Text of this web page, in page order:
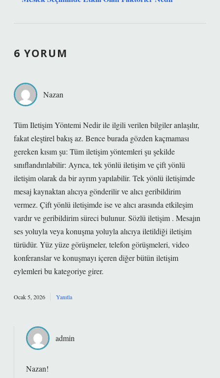
6 YORUM
Nazan
Tüm Iletişim Yöntemi Nedir ile ilgili verilen bilgiler anlaşılır,
fakat eleştirel bakış az. Bence burada gözden kaçmaması
gereken kısım şu: Tüm iletişim yöntemleri şu şekilde
sınıflandırılabilir: Ayrıca, tek yönlü iletişim ve çift yönlü
iletişim olarak da bir ayrım yapılabilir. Tek yönlü iletişimde
mesaj kaynaktan alıcıya gönderilir ve alıcı geribildirim
vermez. Çift yönlü iletişimde ise ve alıcı arasında etkileşim
vardır ve geribildirim süreci bulunur. Sözlü iletişim . Mesajın
ses yoluyla veya konuşma yoluyla alıcıya iletildiği iletişim
türüdür. Yüz yüze görüşmeler, telefon görüşmeleri, video
konferanslar ve konuşmayı içeren diğer bütün iletişim
eylemleri bu kategoriye girer.
Ocak 5, 2026 Yanıtla
admin
Nazan!